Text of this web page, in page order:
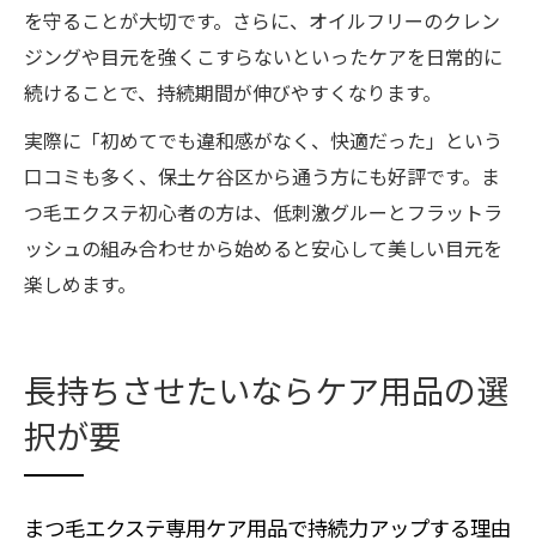
を守ることが大切です。さらに、オイルフリーのクレン
ジングや目元を強くこすらないといったケアを日常的に
続けることで、持続期間が伸びやすくなります。
実際に「初めてでも違和感がなく、快適だった」という
口コミも多く、保土ケ谷区から通う方にも好評です。ま
つ毛エクステ初心者の方は、低刺激グルーとフラットラ
ッシュの組み合わせから始めると安心して美しい目元を
楽しめます。
長持ちさせたいならケア用品の選
択が要
まつ毛エクステ専用ケア用品で持続力アップする理由